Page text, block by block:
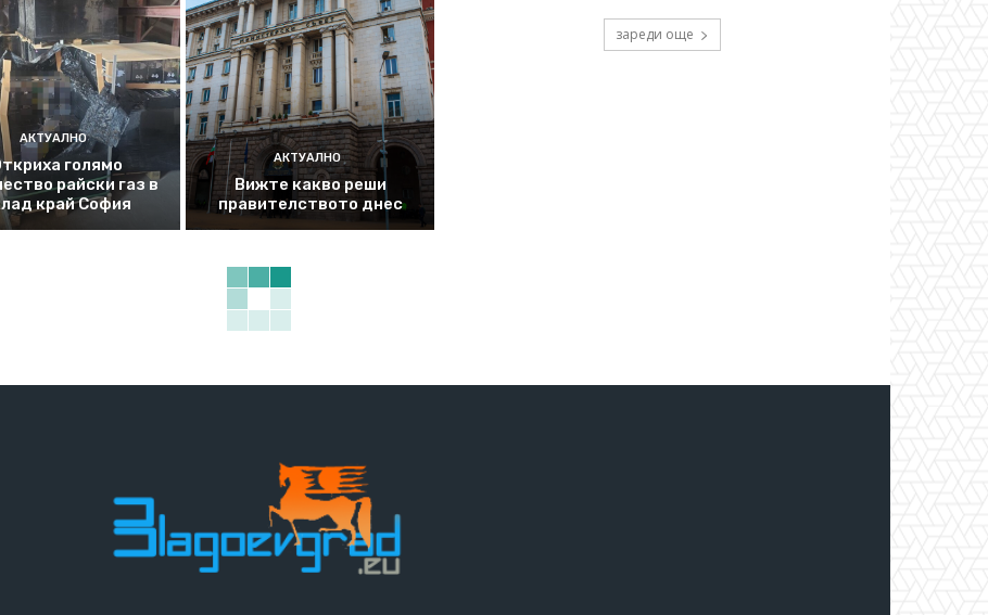
АКТУАЛНО
голямо
райски газ в
край София
АКТУАЛНО
Вижте какво реши
правителството днес
зареди още